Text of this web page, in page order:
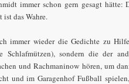
immer schon gern gesagt
ist das Wahre.
immer wieder die Gedichte zu
Schlafmützen), sondern die der
und Rachmaninow hören, um
und im Garagenhof Fußball